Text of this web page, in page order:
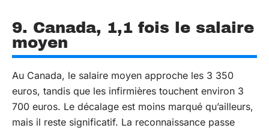
9. Canada, 1,1 fois le salaire
moyen
Au Canada, le salaire moyen approche les 3 350
euros, tandis que les infirmières touchent environ 3
700 euros. Le décalage est moins marqué qu’ailleurs,
mais il reste significatif. La reconnaissance passe